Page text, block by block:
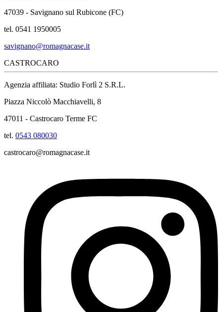
47039 - Savignano sul Rubicone (FC)
tel. 0541 1950005
savignano@romagnacase.it
CASTROCARO
Agenzia affiliata: Studio Forlì 2 S.R.L.
Piazza Niccolò Macchiavelli, 8
47011 - Castrocaro Terme FC
tel. 0543 080030
castrocaro@romagnacase.it